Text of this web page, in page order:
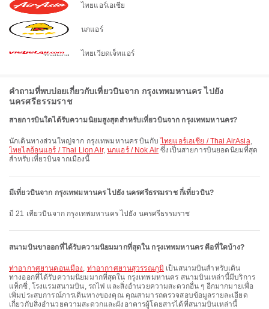
ไทยแอร์เอเชีย
นกแอร์
ไทยเวียดเจ็ทแอร์
คำถามที่พบบ่อยเกี่ยวกับเที่ยวบินจาก กรุงเทพมหานคร ไปยัง
นครศรีธรรมราช
สายการบินใดได้รับความนิยมสูงสุดสำหรับเที่ยวบินจาก กรุงเทพมหานคร?
นักเดินทางส่วนใหญ่จาก กรุงเทพมหานคร บินกับไทยแอร์เอเชีย / Thai AirAsia,
ไทยไลอ้อนแอร์ / Thai Lion Air,นกแอร์ / Nok Air ซึ่งเป็นสายการบินยอดนิยมที่สุด
สำหรับเที่ยวบินจากเมืองนี้
มีเที่ยวบินจาก กรุงเทพมหานคร ไปยัง นครศรีธรรมราช กี่เที่ยวบิน?
มี 21 เที่ยวบินจาก กรุงเทพมหานคร ไปยัง นครศรีธรรมราช
สนามบินขาออกที่ได้รับความนิยมมากที่สุดใน กรุงเทพมหานคร คือที่ใดบ้าง?
ท่าอากาศยานดอนเมือง, ท่าอากาศยานสุวรรณภูมิ เป็นสนามบินสำหรับเดิน
ทางออกที่ได้รับความนิยมมากที่สุดใน กรุงเทพมหานคร สนามบินเหล่านี้มีบริการ
แท็กซี่, โรงแรมสนามบิน, รถไฟ และสิ่งอำนวยความสะดวกอื่น ๆ อีกมากมายเพื่อ
เพิ่มประสบการณ์การเดินทางของคุณ คุณสามารถตรวจสอบข้อมูลรายละเอียด
เกี่ยวกับสิ่งอำนวยความสะดวกและผังอาคารผู้โดยสารได้ที่สนามบินเหล่านี้